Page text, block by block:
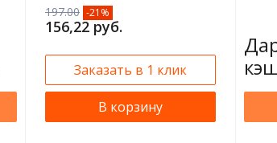
197.00 -21%
156,22 руб.
Заказать в 1 клик
В корзину